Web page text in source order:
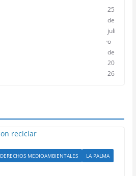
25
de
juli
o
de
20
26
DERECHOS MEDIOAMBIENTALES
LA PALMA